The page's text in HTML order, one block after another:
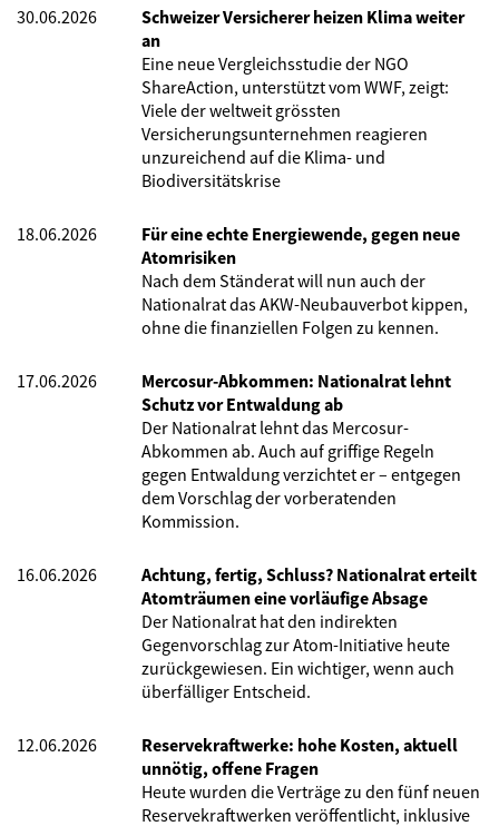
30.06.2026
Schweizer Versicherer heizen Klima weiter
an
Eine neue Vergleichsstudie der NGO
ShareAction, unterstützt vom WWF, zeigt:
Viele der weltweit grössten
Versicherungsunternehmen reagieren
unzureichend auf die Klima- und
Biodiversitätskrise
18.06.2026
Für eine echte Energiewende, gegen neue
Atomrisiken
Nach dem Ständerat will nun auch der
Nationalrat das AKW-Neubauverbot kippen,
ohne die finanziellen Folgen zu kennen.
17.06.2026
Mercosur-Abkommen: Nationalrat lehnt
Schutz vor Entwaldung ab
Der Nationalrat lehnt das Mercosur-
Abkommen ab. Auch auf griffige Regeln
gegen Entwaldung verzichtet er – entgegen
dem Vorschlag der vorberatenden
Kommission.
16.06.2026
Achtung, fertig, Schluss? Nationalrat erteilt
Atomträumen eine vorläufige Absage
Der Nationalrat hat den indirekten
Gegenvorschlag zur Atom-Initiative heute
zurückgewiesen. Ein wichtiger, wenn auch
überfälliger Entscheid.
12.06.2026
Reservekraftwerke: hohe Kosten, aktuell
unnötig, offene Fragen
Heute wurden die Verträge zu den fünf neuen
Reservekraftwerken veröffentlicht, inklusive